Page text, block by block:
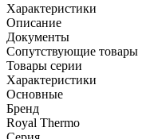
Характеристики
Описание
Документы
Сопутствующие товары
Товары серии
Характеристики
Основные
Бренд
Royal Thermo